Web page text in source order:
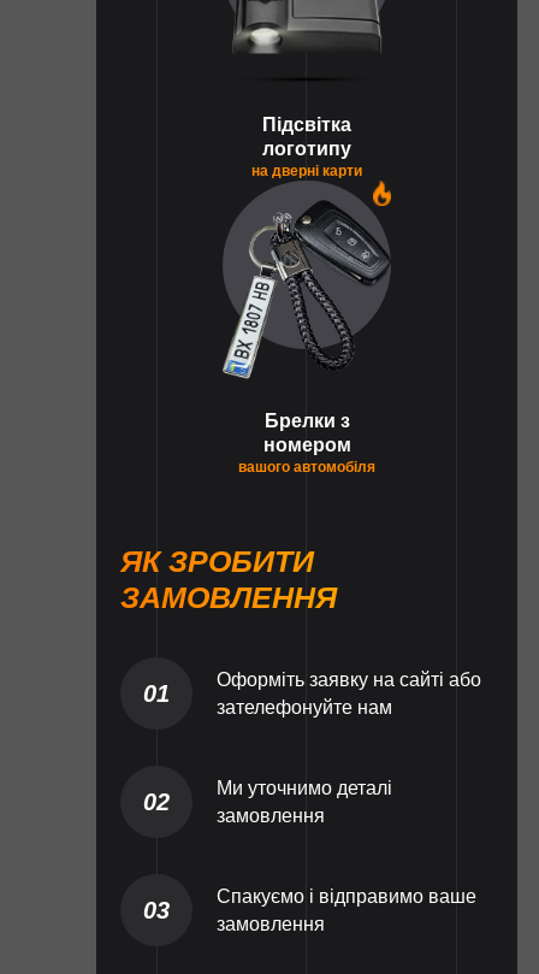
Підсвітка
логотипу
на дверні карти
Брелки з
номером
вашого автомобіля
ЯК ЗРОБИТИ
ЗАМОВЛЕННЯ
01
Оформіть заявку на сайті або
зателефонуйте нам
02
Ми уточнимо деталі
замовлення
03
Спакуємо і відправимо ваше
замовлення